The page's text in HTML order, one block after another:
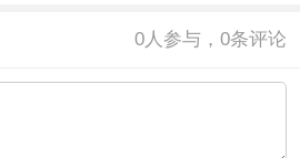
0人参与，0条评论